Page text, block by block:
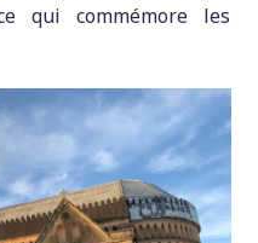
qui commémore les